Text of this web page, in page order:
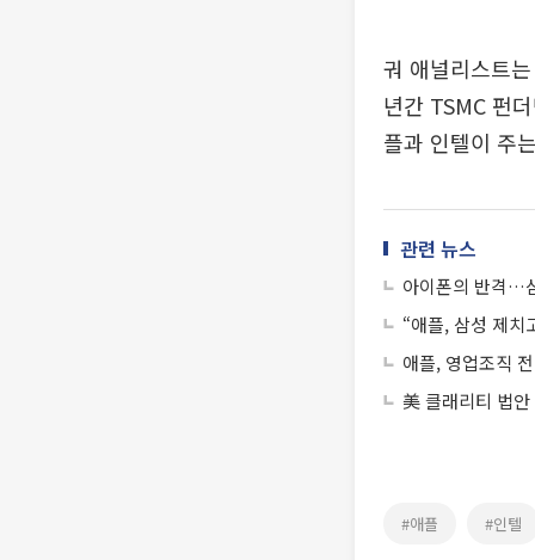
궈 애널리스트
년간 TSMC 펀
플과 인텔이 주
관련 뉴스
아이폰의 반격…
“애플, 삼성 제치
애플, 영업조직
美 클래리티 법
#애플 #인텔